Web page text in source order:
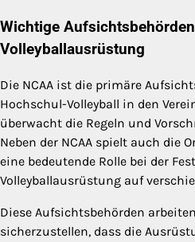
Wichtige
Volleyballausrüstung
Die NCAA ist die primäre
Hochschul-Volleyball in den
überwacht die Regeln und
Neben der NCAA spielt auch die
eine bedeutende Rolle bei der
Volleyballausrüstung auf
Diese Aufsichtsbehörden
sicherzustellen, dass die